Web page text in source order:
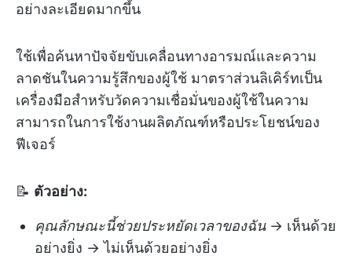
อย่างละเอียดมากขึ้น
ใช้เพื่อค้นหาปัจจัยขับเคลื่อนทางอารมณ์และความ
ลาดชันในความรู้สึกของผู้ใช้ มาตราส่วนลิเคิร์ทเป็น
เครื่องมือสำหรับวัดความเชื่อมั่นของผู้ใช้ในความ
สามารถในการใช้งานผลิตภัณฑ์หรือประโยชน์ของ
ฟีเจอร์
📝 ตัวอย่าง:
คุณลักษณะนี้ช่วยประหยัดเวลาของฉัน → เห็นด้วย
อย่างยิ่ง → ไม่เห็นด้วยอย่างยิ่ง